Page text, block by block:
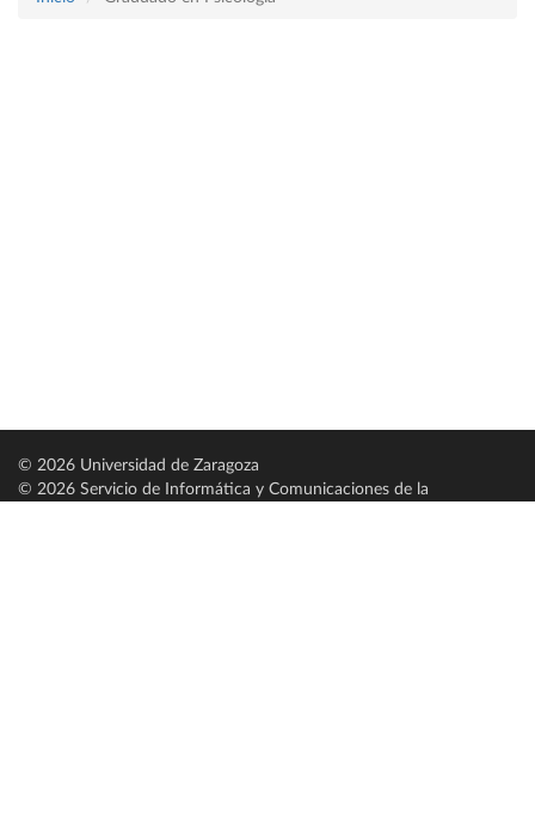
© 2026 Universidad de Zaragoza
© 2026 Servicio de Informática y Comunicaciones de la